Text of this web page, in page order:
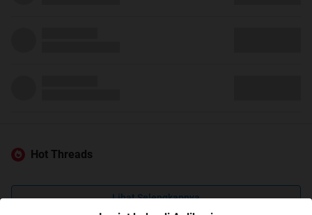
Hot Threads
Lihat Selengkapnya